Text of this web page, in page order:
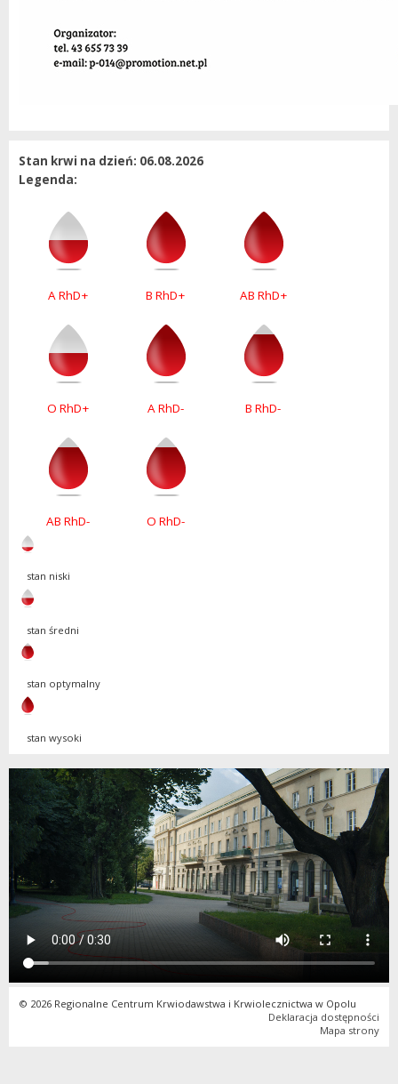
Stan krwi na dzień: 06.08.2026
Legenda:
A RhD+ B RhD+ AB RhD+
O RhD+ A RhD- B RhD-
AB RhD- O RhD-
stan niski
stan średni
stan optymalny
stan wysoki
© 2026 Regionalne Centrum Krwiodawstwa i Krwiolecznictwa w Opolu
Deklaracja dostępności
Mapa strony